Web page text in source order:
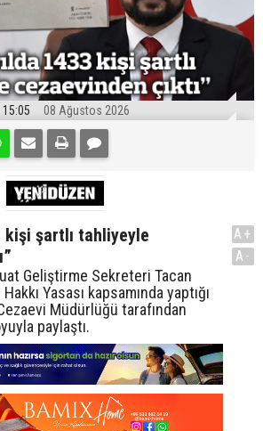
15:05 08 Ağustos 2026
kişi şartlı tahliyeyle
Geliştirme Sekreteri Tacan
Yasası kapsamında yaptığı
Müdürlüğü tarafından
paylaştı.
A+
A-